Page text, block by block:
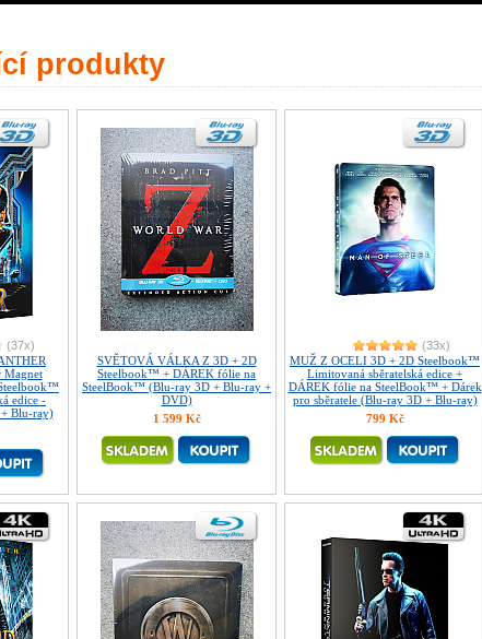
produkty
(37x)
Magnet
edice -
Blu-ray)
SVĚTOVÁ VÁLKA Z 3D + 2D
Steelbook™ + DÁREK fólie na
SteelBook™ (Blu-ray 3D + Blu-ray +
DVD)
1 599 Kč
(33x)
MUŽ Z OCELI 3D + 2D Steelbook™
Limitovaná sběratelská edice +
DÁREK fólie na SteelBook™ + Dárek
pro sběratele (Blu-ray 3D + Blu-ray)
799 Kč